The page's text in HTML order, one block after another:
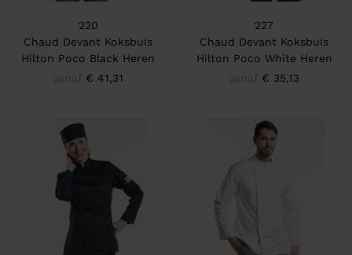
220
Chaud Devant Koksbuis
Hilton Poco Black Heren
€ 41,31
227
Chaud Devant Koksbuis
Hilton Poco White Heren
€ 35,13